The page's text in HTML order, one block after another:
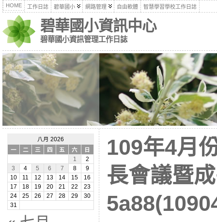
HOME 工作日誌 碧華國小 網路管理 自由軟體 智慧學習學校工作日誌
碧華國小資訊中心
碧華國小資訊管理工作日誌
八月 2026
一
二 三 四 五 六
日
1
2
3
4 5 6 7 8
9
10
11 12 13 14 15
16
17
18 19 20 21 22
23
24
25 26 27 28 29
30
31
109年4月
長會議暨